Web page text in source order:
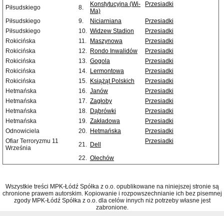
Piłsudskiego
8.
Konstytucyjna (Wi-
Ma)
Przesiadki
Piłsudskiego 9. Niciarniana
Przesiadki
Piłsudskiego
10. Widzew Stadion
Przesiadki
Rokicińska
11. Maszynowa
Przesiadki
Rokicińska
12. Rondo Inwalidów
Przesiadki
Rokicińska
13. Gogola
Przesiadki
Rokicińska
14. Lermontowa
Przesiadki
Rokicińska
15. Książąt Polskich
Przesiadki
Hetmańska
16. Janów
Przesiadki
Hetmańska
17. Zagłoby
Przesiadki
Hetmańska
18. Dąbrówki
Przesiadki
Hetmańska
19. Zakładowa
Przesiadki
Odnowiciela
20. Hetmańska
Przesiadki
Ofiar Terroryzmu 11
Września
21. Dell Przesiadki
22. Olechów
Wszystkie treści MPK-Łódź Spółka z o.o. opublikowane na niniejszej stronie są
chronione prawem autorskim. Kopiowanie i rozpowszechnianie ich bez pisemnej
zgody MPK-Łódź Spółka z o.o. dla celów innych niż potrzeby własne jest
zabronione.